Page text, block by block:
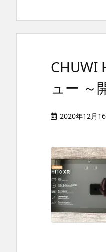
CHUWI
ュー ～
2020年12月